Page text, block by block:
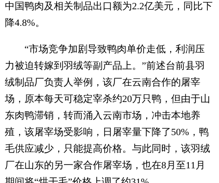
中国鸭肉及相关制品出口额为2.2亿美元，同比下
降4.8%。
“市场竞争加剧导致鸭肉单价走低，利润压
力被迫转嫁到羽绒等副产品上。”前述台前县羽
绒制品厂负责人举例，该厂在云南合作的屠宰
场，原本每天可稳定宰杀约20万只鸭，但由于山
东肉鸭滞销，转而涌入云南市场，冲击本地养
殖，该屠宰场受影响，日屠宰量下降了50%，鸭
毛供应减少，只能提高价格。与此同时，该羽绒
厂在山东的另一家合作屠宰场，也在8月至11月